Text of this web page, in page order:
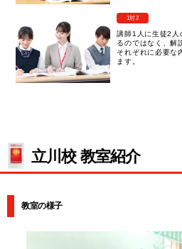
1対2
講師1人に生徒2人
るのではなく、解
それぞれに必要な
ます。
立川校 教室紹介
教室の様子